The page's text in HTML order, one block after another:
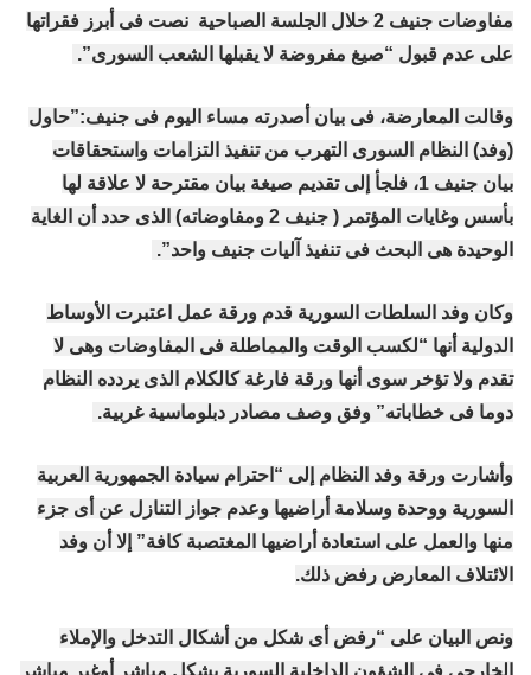
مفاوضات جنيف 2 خلال الجلسة الصباحية نصت فى أبرز فقراتها
على عدم قبول “صيغ مفروضة لا يقبلها الشعب السورى”.
وقالت المعارضة، فى بيان أصدرته مساء اليوم فى جنيف:”حاول
(وفد) النظام السورى التهرب من تنفيذ التزامات واستحقاقات
بيان جنيف 1، فلجأ إلى تقديم صيغة بيان مقترحة لا علاقة لها
بأسس وغايات المؤتمر ( جنيف 2 ومفاوضاته) الذى حدد أن الغاية
الوحيدة هى البحث فى تنفيذ آليات جنيف واحد”.
وكان وفد السلطات السورية قدم ورقة عمل اعتبرت الأوساط
الدولية أنها “لكسب الوقت والمماطلة فى المفاوضات وهى لا
تقدم ولا تؤخر سوى أنها ورقة فارغة كالكلام الذى يردده النظام
دوما فى خطاباته” وفق وصف مصادر دبلوماسية غربية.
وأشارت ورقة وفد النظام إلى “احترام سيادة الجمهورية العربية
السورية ووحدة وسلامة أراضيها وعدم جواز التنازل عن أى جزء
منها والعمل على استعادة أراضيها المغتصبة كافة” إلا أن وفد
الائتلاف المعارض رفض ذلك.
ونص البيان على “رفض أى شكل من أشكال التدخل والإملاء
الخارجى فى الشؤون الداخلية السورية بشكل مباشر أوغير مباشر